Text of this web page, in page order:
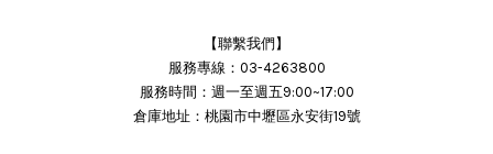
【聯繫我們】
服務專線：03-4263800
服務時間：週一至週五9:00~17:00
倉庫地址：桃園市中壢區永安街19號